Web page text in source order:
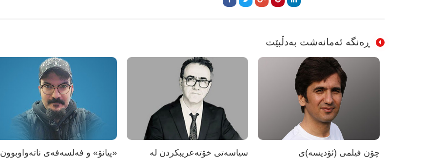
ڕەنگە ئەمانەشت بەدڵبێت
«پیانۆ» و فەلسەفەی ناتەواوبوون
سیاسەتی خۆتەعریبکردن لە
چۆن فیلمی (ئۆدیسە)ی